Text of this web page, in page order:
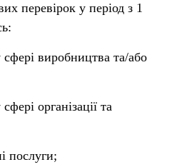
перевірок у період з 1
сфері виробництва та/або
організації та
послуги;